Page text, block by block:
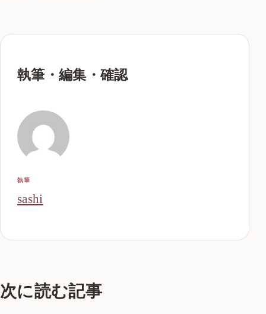
執筆・編集・確認
執筆
sashi
次に読む記事